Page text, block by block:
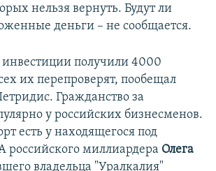
нельзя вернуть. Будут ли
деньги – не сообщается.
инвестиции получили 4000
их перепроверят, пообещал
Гражданство за
у российских бизнесменов.
есть у находящегося под
миллиардера Олега
владельца "Уралкалия"